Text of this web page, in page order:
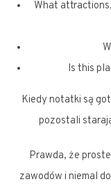
What
Is this
Kiedy notatki są
pozostali
Prawda, że
zawodów i niemal